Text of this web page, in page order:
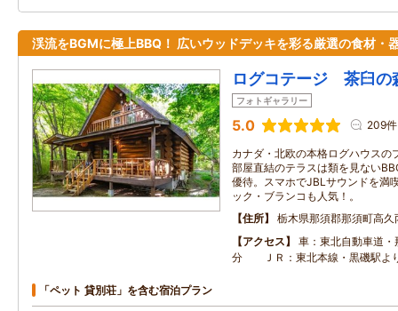
渓流をBGMに極上BBQ！ 広いウッドデッキを彩る厳選の食材・
ログコテージ 茶臼の
フォトギャラリー
5.0 209件
カナダ・北欧の本格ログハウスの
部屋直結のテラスは類を見ない
優待。スマホでJBLサウンドを満
ック・ブランコも人気！。
住所
栃木県那須郡那須町高
アクセス
車：東北自動車道
分 ＪＲ：東北本線・黒磯駅よ
「ペット 貸別荘」を含む宿泊プラン